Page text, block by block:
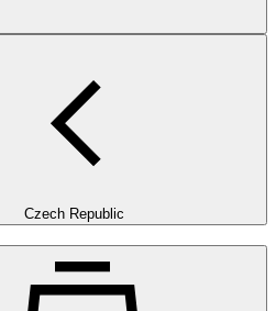
Czech Republic